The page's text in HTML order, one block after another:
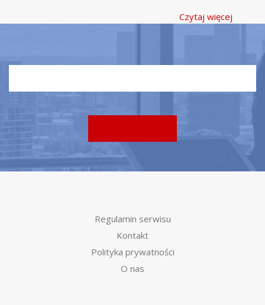
Czytaj więcej
Regulamin serwisu
Kontakt
Polityka prywatności
O nas